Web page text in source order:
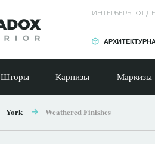
ИНТЕРЬЕРЫ: ОТ
Шторы Карнизы Маркизы
York Weathered Finishes